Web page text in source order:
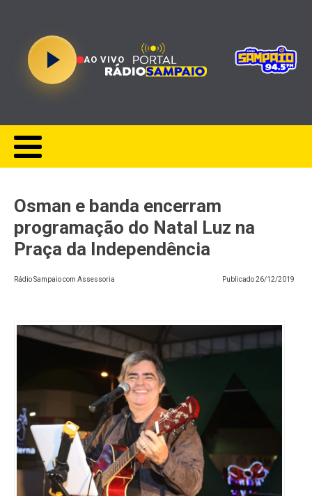
AO VIVO
Osman e banda encerram
programação do Natal Luz na
Praça da Independência
Rádio Sampaio com Assessoria Publicado26/12/2019